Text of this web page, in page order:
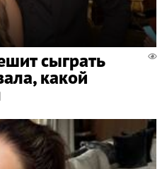
сыграть
какой